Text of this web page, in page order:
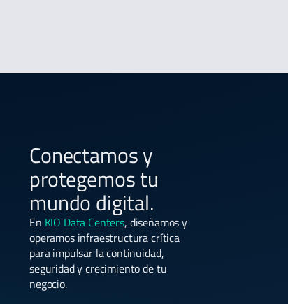
Conectamos y
protegemos tu
mundo digital.
En KIO Data Centers, diseñamos y
operamos infraestructura crítica
para impulsar la continuidad,
seguridad y crecimiento de tu
negocio.